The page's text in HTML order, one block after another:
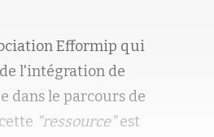
Efformip qui
l'intégration de
dans le parcours de
"ressource"est